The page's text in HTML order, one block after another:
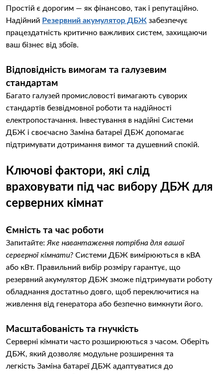
Простій є дорогим — як фінансово, так і репутаційно.
Надійний Резервний акумулятор ДБЖ забезпечує
працездатність критично важливих систем, захищаючи
ваш бізнес від збоїв.
Відповідність вимогам та галузевим
стандартам
Багато галузей промисловості вимагають суворих
стандартів безвідмовної роботи та надійності
електропостачання. Інвестування в надійні Системи
ДБЖ і своєчасно Заміна батареї ДБЖ допомагає
підтримувати дотримання вимог та душевний спокій.
Ключові фактори, які слід
враховувати під час вибору ДБЖ для
серверних кімнат
Ємність та час роботи
Запитайте: Яке навантаження потрібна для вашої
серверної кімнати? Системи ДБЖ вимірюються в кВА
або кВт. Правильний вибір розміру гарантує, що
резервний акумулятор ДБЖ зможе підтримувати роботу
обладнання достатньо довго, щоб переключитися на
живлення від генератора або безпечно вимкнути його.
Масштабованість та гнучкість
Серверні кімнати часто розширюються з часом. Оберіть
ДБЖ, який дозволяє модульне розширення та
легкість Заміна батареї ДБЖ адаптуватися до